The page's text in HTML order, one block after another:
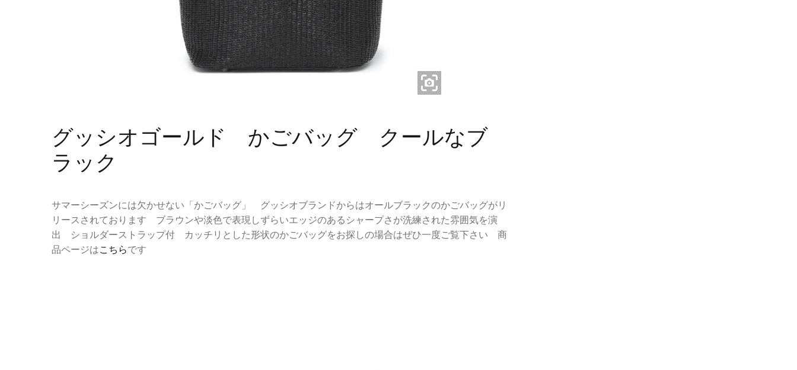
グッシオゴールド かごバッグ クールなブ
ラック
サマーシーズンには欠かせない「かごバッグ」 グッシオブランドからはオールブラックのかごバッグがリ
リースされております ブラウンや淡色で表現しずらいエッジのあるシャープさが洗練された雰囲気を演
出 ショルダーストラップ付 カッチリとした形状のかごバッグをお探しの場合はぜひ一度ご覧下さい 商
品ページはこちらです